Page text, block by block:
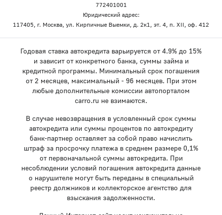
772401001
Юридический адрес:
117405, г. Москва, ул. Кирпичные Выемки, д. 2к1, эт. 4, п. XII, оф. 412
Годовая ставка автокредита варьируется от 4.9% до 15%
и зависит от конкретного банка, суммы займа и
кредитной программы. Минимальный срок погашения
от 2 месяцев, максимальный - 96 месяцев. При этом
любые дополнительные комиссии автопорталом
carro.ru не взимаются.
В случае невозвращения в условленный срок суммы
автокредита или суммы процентов по автокредиту
банк-партнер оставляет за собой право начислить
штраф за просрочку платежа в среднем размере 0,1%
от первоначальной суммы автокредита. При
несоблюдении условий погашения автокредита данные
о нарушителе могут быть переданы в специальный
реестр должников и коллекторское агентство для
взыскания задолженности.